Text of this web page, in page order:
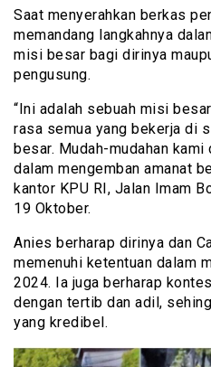
Saat menyerahkan berkas
memandang langkahnya
misi besar bagi dirinya
pengusung.
“Ini adalah sebuah misi
rasa semua yang bekerja di
besar. Mudah-mudahan
dalam mengemban amanat
kantor KPU RI, Jalan Imam
19 Oktober.
Anies berharap dirinya dan
memenuhi ketentuan dalam
2024. Ia juga berharap
dengan tertib dan adil,
yang kredibel.